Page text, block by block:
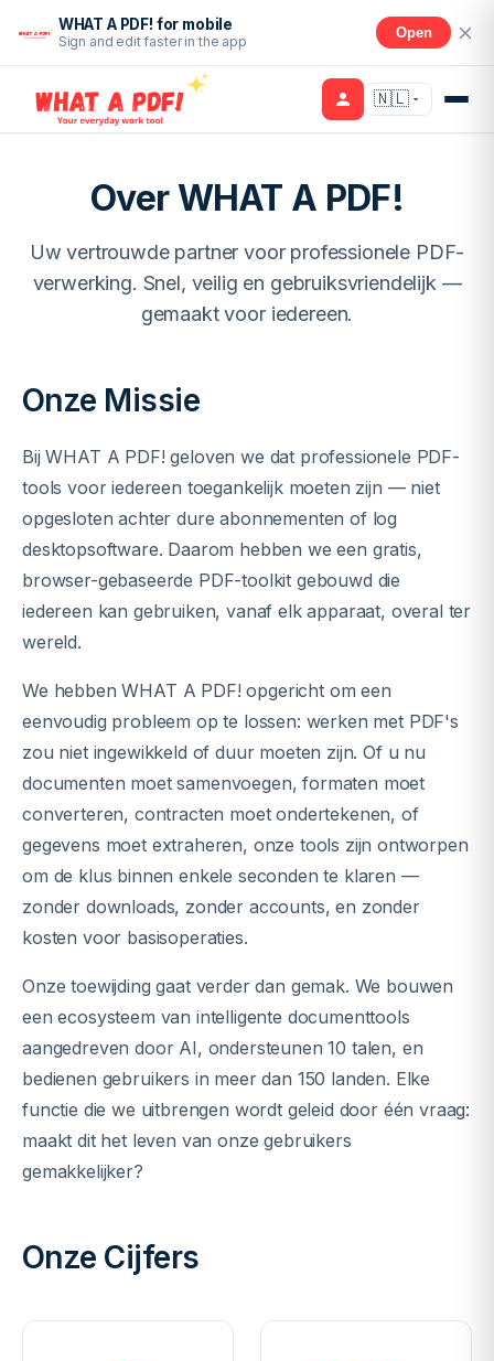
WHAT A PDF! for mobile
Sign and edit faster in the app
Open
🇳🇱
Over WHAT A PDF!
Uw vertrouwde partner voor professionele PDF-
verwerking. Snel, veilig en gebruiksvriendelijk —
gemaakt voor iedereen.
Onze Missie
Bij WHAT A PDF! geloven we dat professionele PDF-
tools voor iedereen toegankelijk moeten zijn — niet
opgesloten achter dure abonnementen of log
desktopsoftware. Daarom hebben we een gratis,
browser-gebaseerde PDF-toolkit gebouwd die
iedereen kan gebruiken, vanaf elk apparaat, overal ter
wereld.
We hebben WHAT A PDF! opgericht om een
eenvoudig probleem op te lossen: werken met PDF's
zou niet ingewikkeld of duur moeten zijn. Of u nu
documenten moet samenvoegen, formaten moet
converteren, contracten moet ondertekenen, of
gegevens moet extraheren, onze tools zijn ontworpen
om de klus binnen enkele seconden te klaren —
zonder downloads, zonder accounts, en zonder
kosten voor basisoperaties.
Onze toewijding gaat verder dan gemak. We bouwen
een ecosysteem van intelligente documenttools
aangedreven door AI, ondersteunen 10 talen, en
bedienen gebruikers in meer dan 150 landen. Elke
functie die we uitbrengen wordt geleid door één vraag:
maakt dit het leven van onze gebruikers
gemakkelijker?
Onze Cijfers